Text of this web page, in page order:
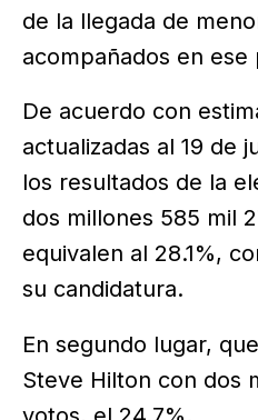
de la llegada de
acompañados en ese
De acuerdo con
actualizadas al 19 de
los resultados de la
dos millones 585 mil
equivalen al 28.1%,
su candidatura.
En segundo lugar,
Steve Hilton con dos